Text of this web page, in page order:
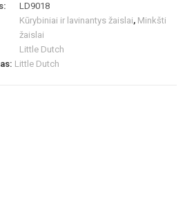
LD9018
Kūrybiniai ir lavinantys žaislai, Minkšti
žaislai
Little Dutch
Little Dutch